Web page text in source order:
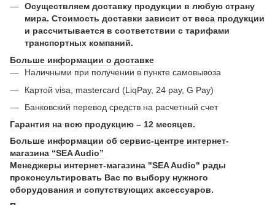
Осуществляем доставку продукции в любую страну
мира. Стоимость доставки зависит от веса продукции
и рассчитывается в соответствии с тарифами
транспортных компаний.
Больше информации о доставке
Наличными при получении в пункте самовывоза
Картой visa, mastercard (LiqPay, 24 pay, G Pay)
Банковский перевод средств на расчетный счет
Гарантия на всю продукцию – 12 месяцев.
Больше информации об сервис-центре интернет-
магазина “SEA Audio”
Менеджеры интернет-магазина "SEA Audio" рады
проконсультировать Вас по выбору нужного
оборудования и сопутствующих аксессуаров.